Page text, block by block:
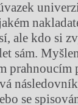
ale kdo si
sám.
se